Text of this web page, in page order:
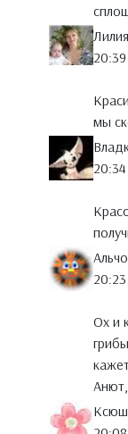
мы
Ох и